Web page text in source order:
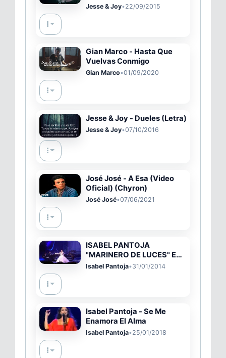
Jesse & Joy•22/09/2015
Gian Marco - Hasta Que
Vuelvas Conmigo
Gian Marco•01/09/2020
Jesse & Joy - Dueles (Letra)
Jesse & Joy•07/10/2016
José José - A Esa (Video
Oficial) (Chyron)
José José•07/06/2021
ISABEL PANTOJA
"MARINERO DE LUCES" EN
DIRECTO
Isabel Pantoja•31/01/2014
Isabel Pantoja - Se Me
Enamora El Alma
Isabel Pantoja•25/01/2018